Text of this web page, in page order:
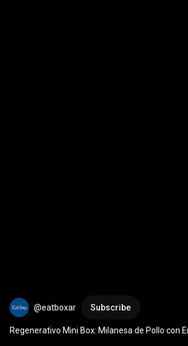
@eatboxar Subscribe
Regenerativo Mini Box: Milanesa de Pollo con